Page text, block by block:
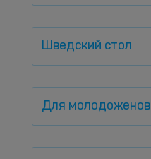
Шведский стол
Для молодоженов